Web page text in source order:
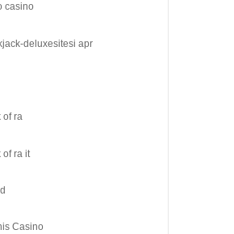
casino
deluxesitesi apr
of ra
of ra it
Casino